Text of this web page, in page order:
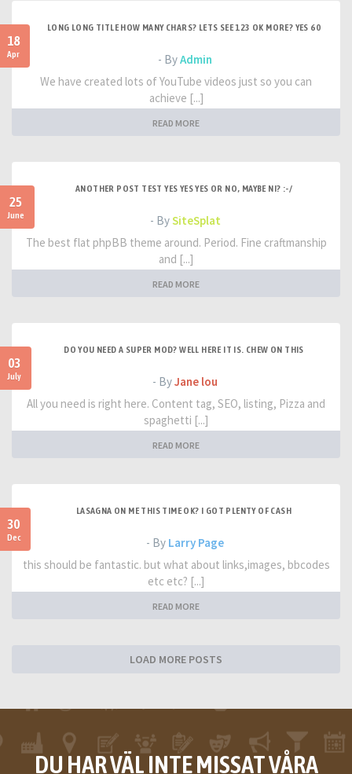
18
Apr
LONG LONG TITLE HOW MANY CHARS? LETS SEE 123 OK MORE? YES 60
- ByAdmin
We have created lots of YouTube videos just so you can
achieve [...]
READ MORE
25
June
ANOTHER POST TEST YES YES YES OR NO, MAYBE NI? :-/
- BySiteSplat
The best flat phpBB theme around. Period. Fine craftmanship
and [...]
READ MORE
03
July
DO YOU NEED A SUPER MOD? WELL HERE IT IS. CHEW ON THIS
- ByJane lou
All you need is right here. Content tag, SEO, listing, Pizza and
spaghetti [...]
READ MORE
30
Dec
LASAGNA ON ME THIS TIME OK? I GOT PLENTY OF CASH
- By Larry Page
this should be fantastic. but what about links,images, bbcodes
etc etc? [...]
READ MORE
LOAD MORE POSTS
DU HAR VÄL INTE MISSAT VÅRA